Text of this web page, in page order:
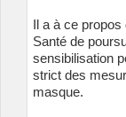
Il a à ce
Santé de
sensibilisation
strict des
masque.